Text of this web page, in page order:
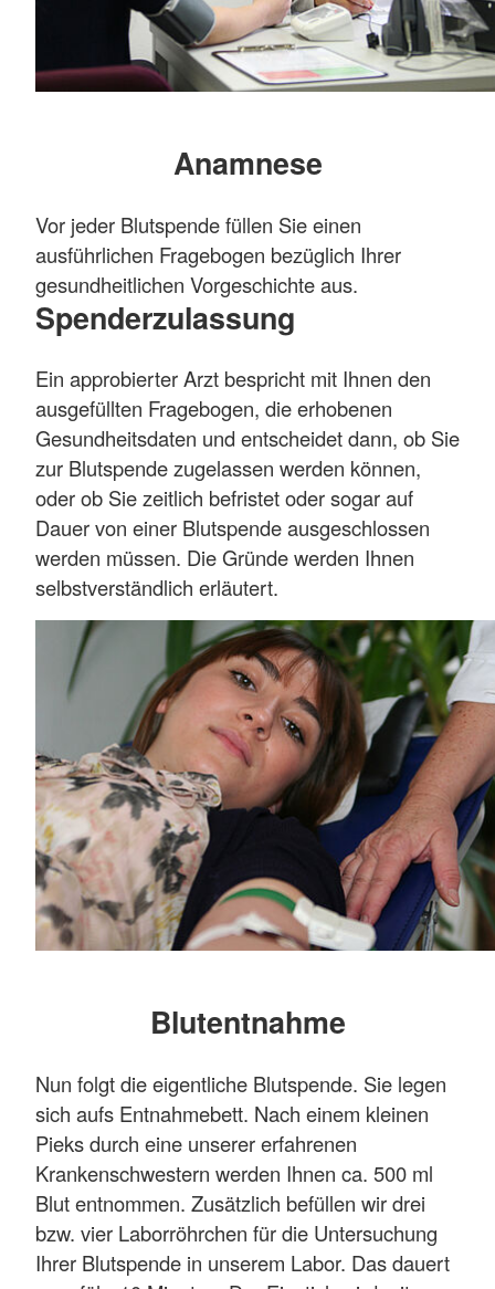
Anamnese
Vor jeder Blutspende füllen Sie einen
ausführlichen Fragebogen bezüglich Ihrer
gesundheitlichen Vorgeschichte aus.
Spenderzulassung
Ein approbierter Arzt bespricht mit Ihnen den
ausgefüllten Fragebogen, die erhobenen
Gesundheitsdaten und entscheidet dann, ob Sie
zur Blutspende zugelassen werden können,
oder ob Sie zeitlich befristet oder sogar auf
Dauer von einer Blutspende ausgeschlossen
werden müssen. Die Gründe werden Ihnen
selbstverständlich erläutert.
Blutentnahme
Nun folgt die eigentliche Blutspende. Sie legen
sich aufs Entnahmebett. Nach einem kleinen
Pieks durch eine unserer erfahrenen
Krankenschwestern werden Ihnen ca. 500 ml
Blut entnommen. Zusätzlich befüllen wir drei
bzw. vier Laborröhrchen für die Untersuchung
Ihrer Blutspende in unserem Labor. Das dauert